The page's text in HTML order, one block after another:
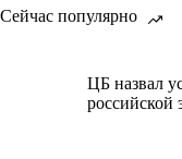
Сейчас популярно
ЦБ назвал
российской